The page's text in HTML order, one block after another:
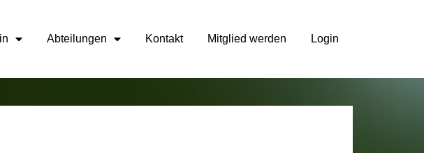
Abteilungen Kontakt Mitglied werden Login